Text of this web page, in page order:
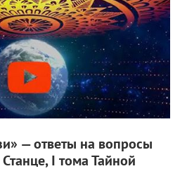
— ответы на вопросы
I тома Тайной